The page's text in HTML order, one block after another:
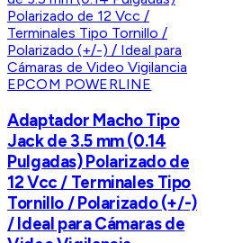
EPCOM POWERLINE
Adaptador Macho Tipo
Jack de 3.5 mm (0.14
Pulgadas) Polarizado de
12 Vcc / Terminales Tipo
Tornillo / Polarizado (+/-)
/ Ideal para Cámaras de